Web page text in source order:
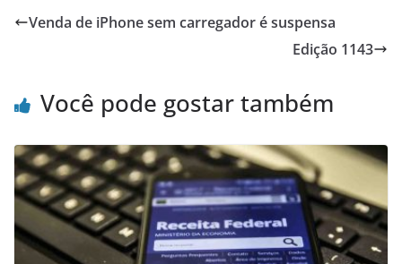
Venda de iPhone sem carregador é suspensa
Edição 1143
Você pode gostar também